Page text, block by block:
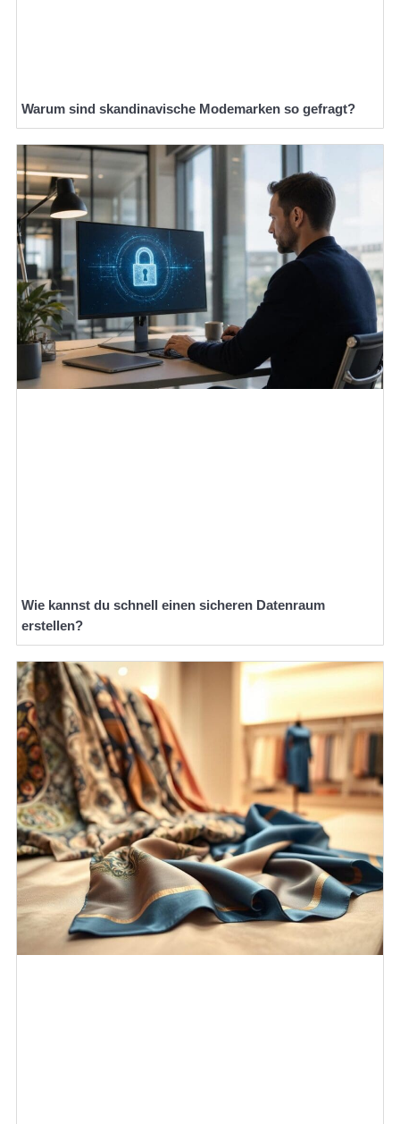
Warum sind skandinavische Modemarken so gefragt?
Wie kannst du schnell einen sicheren Datenraum
erstellen?